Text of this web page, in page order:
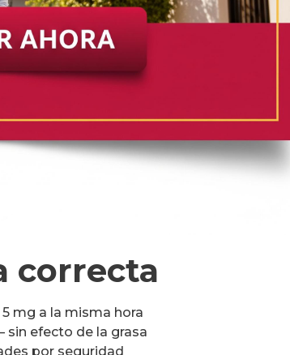
correcta
mg a la misma hora
sin efecto de la grasa
por seguridad